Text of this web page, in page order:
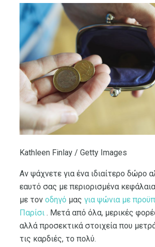
Kathleen Finlay / Getty Images
Αν ψάχνετε για ένα ιδιαίτερο δώρο
εαυτό σας με περιορισμένα
με τον οδηγό μας για ψώνια με
Παρίσι . Μετά από όλα, μερικές
αλλά προσεκτικά στοιχεία που
τις καρδιές, το πολύ.